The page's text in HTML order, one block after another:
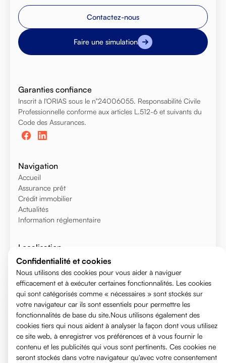
Contactez-nous
Faire une simulation
Garanties confiance
Inscrit à l'ORIAS sous le n°24006055. Responsabilité Civile
Professionnelle conforme aux articles L.512-6 et suivants du
Code des Assurances.
Navigation
Accueil
Assurance prêt
Crédit immobilier
Actualités
Information réglementaire
Localisation
Voiron
Voreppe
Saint-Égrève
Meylan
Saint Martin d'hères
Grenoble
Annecy
Contact
Confidentialité et cookies
Nous utilisons des cookies pour vous aider à naviguer
efficacement et à exécuter certaines fonctionnalités. Les cookies
qui sont catégorisés comme « nécessaires » sont stockés sur
votre navigateur car ils sont essentiels pour permettre les
fonctionnalités de base du site.Nous utilisons également des
cookies tiers qui nous aident à analyser la façon dont vous utilisez
ce site web, à enregistrer vos préférences et à vous fournir le
contenu et les publicités qui vous sont pertinents. Ces cookies ne
seront stockés dans votre navigateur qu'avec votre consentement